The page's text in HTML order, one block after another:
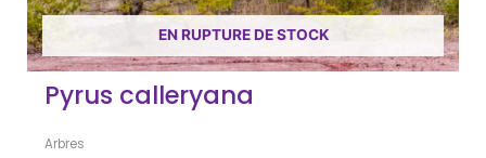
EN RUPTURE DE STOCK
Pyrus calleryana
Arbres